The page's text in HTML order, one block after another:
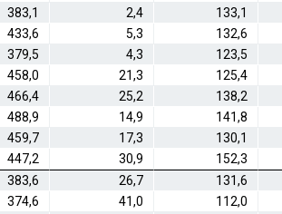
383,1 2,4
133,1
433,6 5,3
132,6
379,5 4,3
123,5
458,0 21,3
125,4
466,4 25,2
138,2
488,9 14,9
141,8
459,7 17,3
130,1
447,2 30,9
152,3
383,6 26,7
131,6
374,6 41,0
112,0